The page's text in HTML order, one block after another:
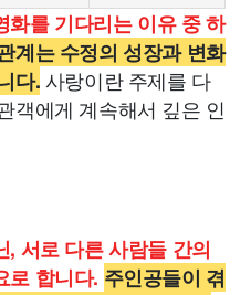
화를 기다리는 이유 중 하
계는 수정의 성장과 변화
다. 사랑이란 주제를 다
객에게 계속해서 깊은 인
서로 다른 사람들 간의
로 합니다. 주인공들이 겪